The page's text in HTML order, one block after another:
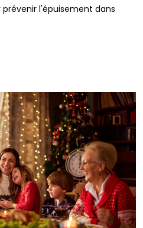
prévenir l'épuisement dans